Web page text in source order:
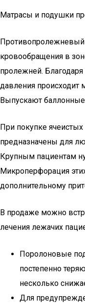
Матрасы и подушки
Противопролежневый
кровообращения в
пролежней.
давления происходит
Выпускают
При покупке
предназначены для
Крупным пациентам
Микроперфорация
дополнительному
В продаже можно
лечения лежачих
Поролоновые
постепенно
несколько
Для